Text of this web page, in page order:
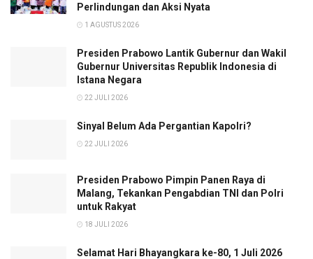
Perlindungan dan Aksi Nyata
1 AGUSTUS 2026
Presiden Prabowo Lantik Gubernur dan Wakil
Gubernur Universitas Republik Indonesia di
Istana Negara
22 JULI 2026
Sinyal Belum Ada Pergantian Kapolri?
22 JULI 2026
Presiden Prabowo Pimpin Panen Raya di
Malang, Tekankan Pengabdian TNI dan Polri
untuk Rakyat
18 JULI 2026
Selamat Hari Bhayangkara ke-80, 1 Juli 2026